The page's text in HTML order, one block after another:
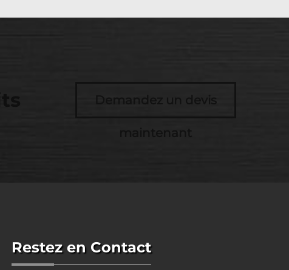
Demandez un devis
Restez en Contact